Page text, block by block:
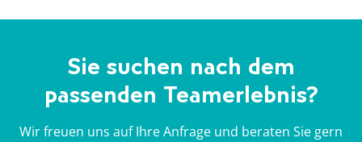
Sie suchen nach dem
passenden Teamerlebnis?
Wir freuen uns auf Ihre Anfrage und beraten Sie gern